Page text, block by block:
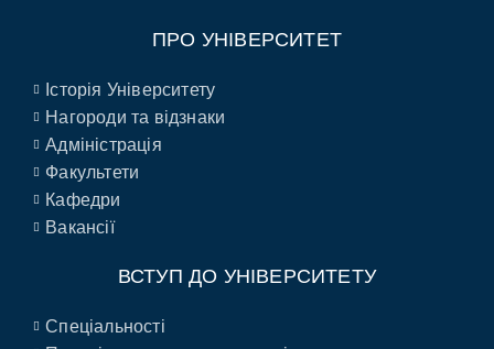
ПРО УНІВЕРСИТЕТ
Історія Університету
Нагороди та відзнаки
Адміністрація
Факультети
Кафедри
Вакансії
ВСТУП ДО УНІВЕРСИТЕТУ
Спеціальності